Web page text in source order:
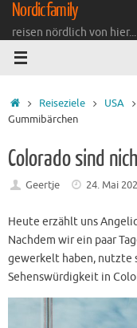
Zum
Inhalt
springen
Nordicfamily
reisen nördlich von hier...
Startseite
Reiseziele USA
Gummibärchen
Colorado sind
Geertje 24. Mai
Heute erzählt uns
Nachdem wir ein paar
gewerkelt haben, nutzte
Sehenswürdigkeit in